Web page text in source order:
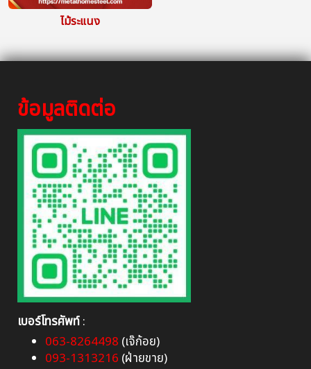
ไม้ระแนง
ข้อมูลติดต่อ
เบอร์โทรศัพท์:
063-8264498 (เจ๊ก้อย)
093-1313216 (ฝ่ายขาย)